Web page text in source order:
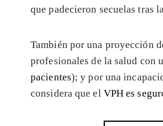
que padecieron secuelas tras
También por una proyección
profesionales de la salud con
pacientes); y por una
considera que el VPH es